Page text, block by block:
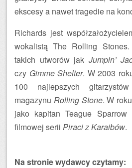
ekscesy a nawet tragedie na
Richards jest
wokalistą The Rolling
takich utworów jak Jumpin’
czy Gimme Shelter. W 2003
100 najlepszych
magazynu Rolling Stone. W
jako kapitan Teague Sparrow
filmowej serii Piraci z Karaibów.
Na stronie wydawcy czytamy: